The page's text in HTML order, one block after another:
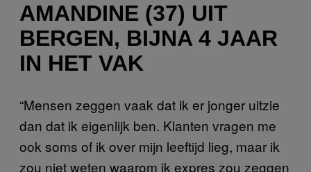
AMANDINE (37) UIT
BERGEN, BIJNA 4 JAAR
IN HET VAK
“Mensen zeggen vaak dat ik er jonger uitzie
dan dat ik eigenlijk ben. Klanten vragen me
ook soms of ik over mijn leeftijd lieg, maar ik
zou niet weten waarom ik expres zou zeggen